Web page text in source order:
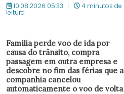
10.08.2026 05:33 4 minutos de
leitura
Família perde voo de ida por
causa do trânsito, compra
passagem em outra empresa e
descobre no fim das férias que a
companhia cancelou
automaticamente o voo de volta